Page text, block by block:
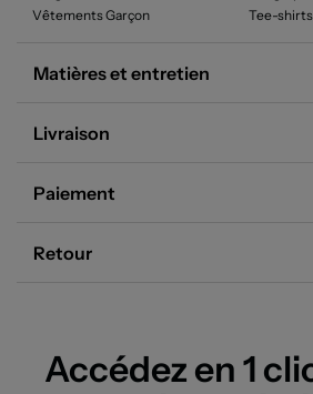
Vêtements Garçon
Tee-
Matières et entretien
Livraison
Paiement
Retour
Accédez en 1